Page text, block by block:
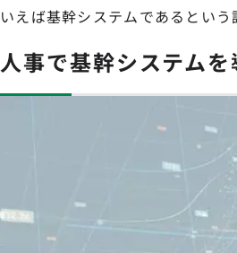
いえば基幹システムであるとい
人事で基幹システム